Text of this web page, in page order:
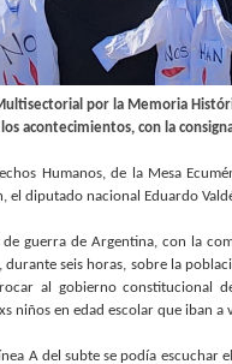
por la Memoria
acontecimientos, con la
Humanos, de la Mesa
el diputado nacional Eduardo
guerra de Argentina, con la
seis horas, sobre la
al gobierno constitucional
niños en edad escolar que iban
A del subte se podía